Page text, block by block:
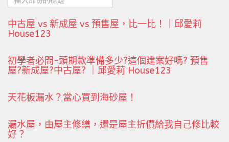
中古屋 vs 新成屋 vs 預售屋，比一比！｜邱愛莉
House123
初學者必問-頭期款準備多少?這個建案好嗎? 預售
屋?新成屋?中古屋? ｜邱愛莉 House123
天花板漏水？當心買到海砂屋！
漏水屋，由屋主修繕，還是屋主折價給我自己修比較
好？